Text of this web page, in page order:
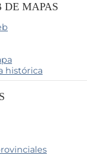
DE MAPAS
histórica